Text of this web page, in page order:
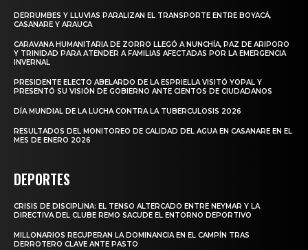
DERRUMBES Y LLUVIAS PARALIZAN EL TRANSPORTE ENTRE BOYACÁ,
CASANARE Y ARAUCA
CARAVANA HUMANITARIA DE ZORRO LLEGÓ A NUNCHÍA, PAZ DE ARIPORO
Y TRINIDAD PARA ATENDER A FAMILIAS AFECTADAS POR LA EMERGENCIA
INVERNAL
PRESIDENTE ELECTO ABELARDO DE LA ESPRIELLA VISITÓ YOPAL Y
PRESENTÓ SU VISIÓN DE GOBIERNO ANTE CIENTOS DE CIUDADANOS
DÍA MUNDIAL DE LA LUCHA CONTRA LA TUBERCULOSIS 2026
RESULTADOS DEL MONITOREO DE CALIDAD DEL AGUA EN CASANARE EN EL
MES DE ENERO 2026
DEPORTES
CRISIS DE DISCIPLINA: EL TENSO ALTERCADO ENTRE NEYMAR Y LA
DIRECTIVA DEL CLUBE REMO SACUDE EL ENTORNO DEPORTIVO
MILLONARIOS RECUPERAN LA DOMINANCIA EN EL CAMPÍN TRAS
DERROTERO CLAVE ANTE PASTO